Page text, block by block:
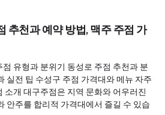
추천과 예약 방법, 맥주 주점 가
유형과 분위기 동성로 주점 추천과 분
실전 팁 수성구 주점 가격대와 메뉴 자주
소개 대구주점은 지역 문화와 어우러진
안주를 합리적 가격대에서 즐길 수 있습